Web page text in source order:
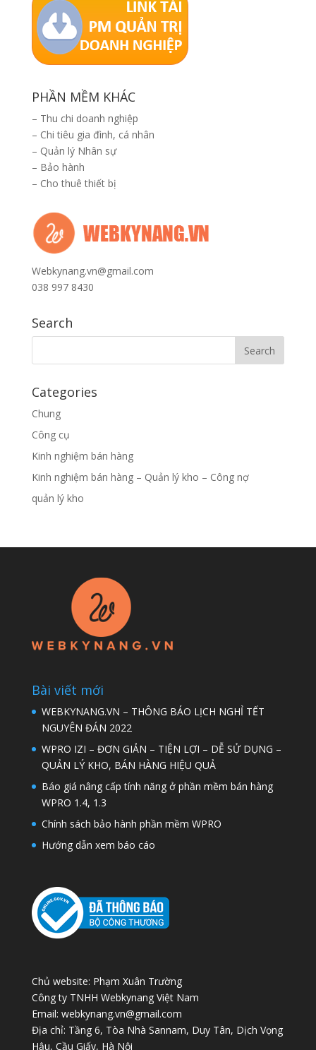
PHẦN MỀM KHÁC
– Thu chi doanh nghiệp
– Chi tiêu gia đình, cá nhân
– Quản lý Nhân sự
– Bảo hành
– Cho thuê thiết bị
Webkynang.vn@gmail.com
038 997 8430
Search
Categories
Chung
Công cụ
Kinh nghiệm bán hàng
Kinh nghiệm bán hàng – Quản lý kho – Công nợ
quản lý kho
Bài viết mới
WEBKYNANG.VN – THÔNG BÁO LỊCH NGHỈ TẾT
NGUYÊN ĐÁN 2022
WPRO IZI – ĐƠN GIẢN – TIỆN LỢI – DỄ SỬ DỤNG –
QUẢN LÝ KHO, BÁN HÀNG HIỆU QUẢ
Báo giá nâng cấp tính năng ở phần mềm bán hàng
WPRO 1.4, 1.3
Chính sách bảo hành phần mềm WPRO
Hướng dẫn xem báo cáo
Chủ website: Phạm Xuân Trường
Công ty TNHH Webkynang Việt Nam
Email: webkynang.vn@gmail.com
Địa chỉ: Tầng 6, Tòa Nhà Sannam, Duy Tân, Dịch Vọng
Hậu, Cầu Giấy, Hà Nội